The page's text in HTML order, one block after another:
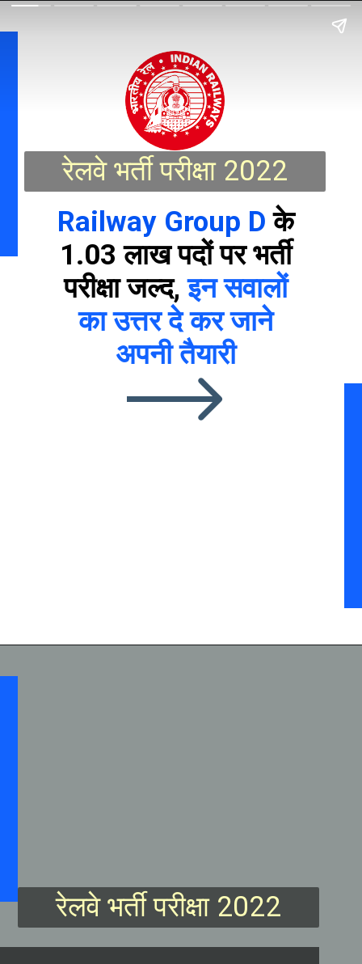
रेलवे भर्ती परीक्षा 2022
Railway Group D के
1.03 लाख पदों पर भर्ती
परीक्षा जल्द, इन सवालों
का उत्तर दे कर जाने
अपनी तैयारी
रेलवे भर्ती परीक्षा 2022